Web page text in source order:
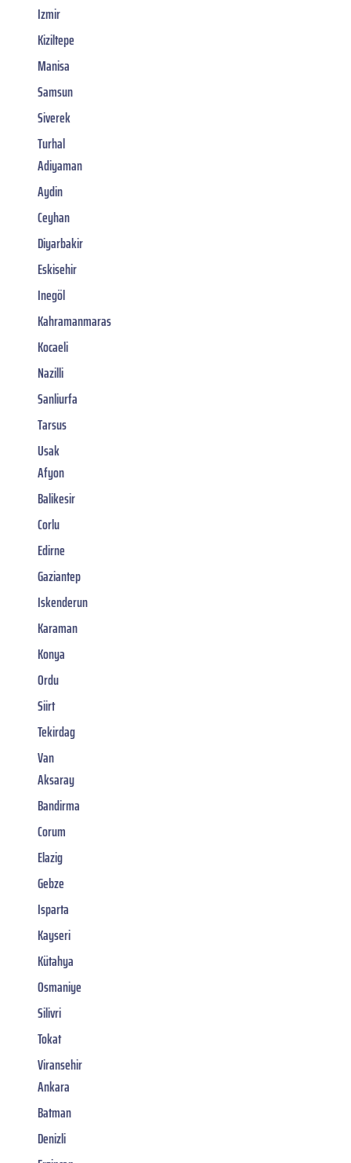
Izmir
Kiziltepe
Manisa
Samsun
Siverek
Turhal
Adiyaman
Aydin
Ceyhan
Diyarbakir
Eskisehir
Inegöl
Kahramanmaras
Kocaeli
Nazilli
Sanliurfa
Tarsus
Usak
Afyon
Balikesir
Corlu
Edirne
Gaziantep
Iskenderun
Karaman
Konya
Ordu
Siirt
Tekirdag
Van
Aksaray
Bandirma
Corum
Elazig
Gebze
Isparta
Kayseri
Kütahya
Osmaniye
Silivri
Tokat
Viransehir
Ankara
Batman
Denizli